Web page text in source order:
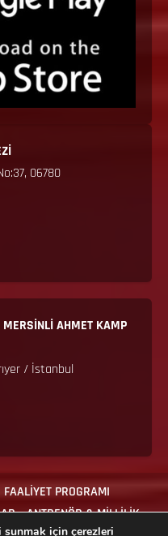
06780
MERSİNLİ AHMET KAMP
/ İstanbul
FAALİYET PROGRAMI
ANTRENÖR & MİLLİLİK
için çerezleri